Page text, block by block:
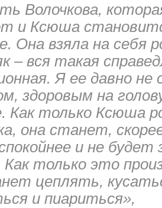
Волочкова,
и Ксюша
Она взяла на себя
– вся такая
Я ее давно не
здоровым на
Как только Ксюша
она станет,
и не будет
Как только это
цеплять,
и пиариться»,